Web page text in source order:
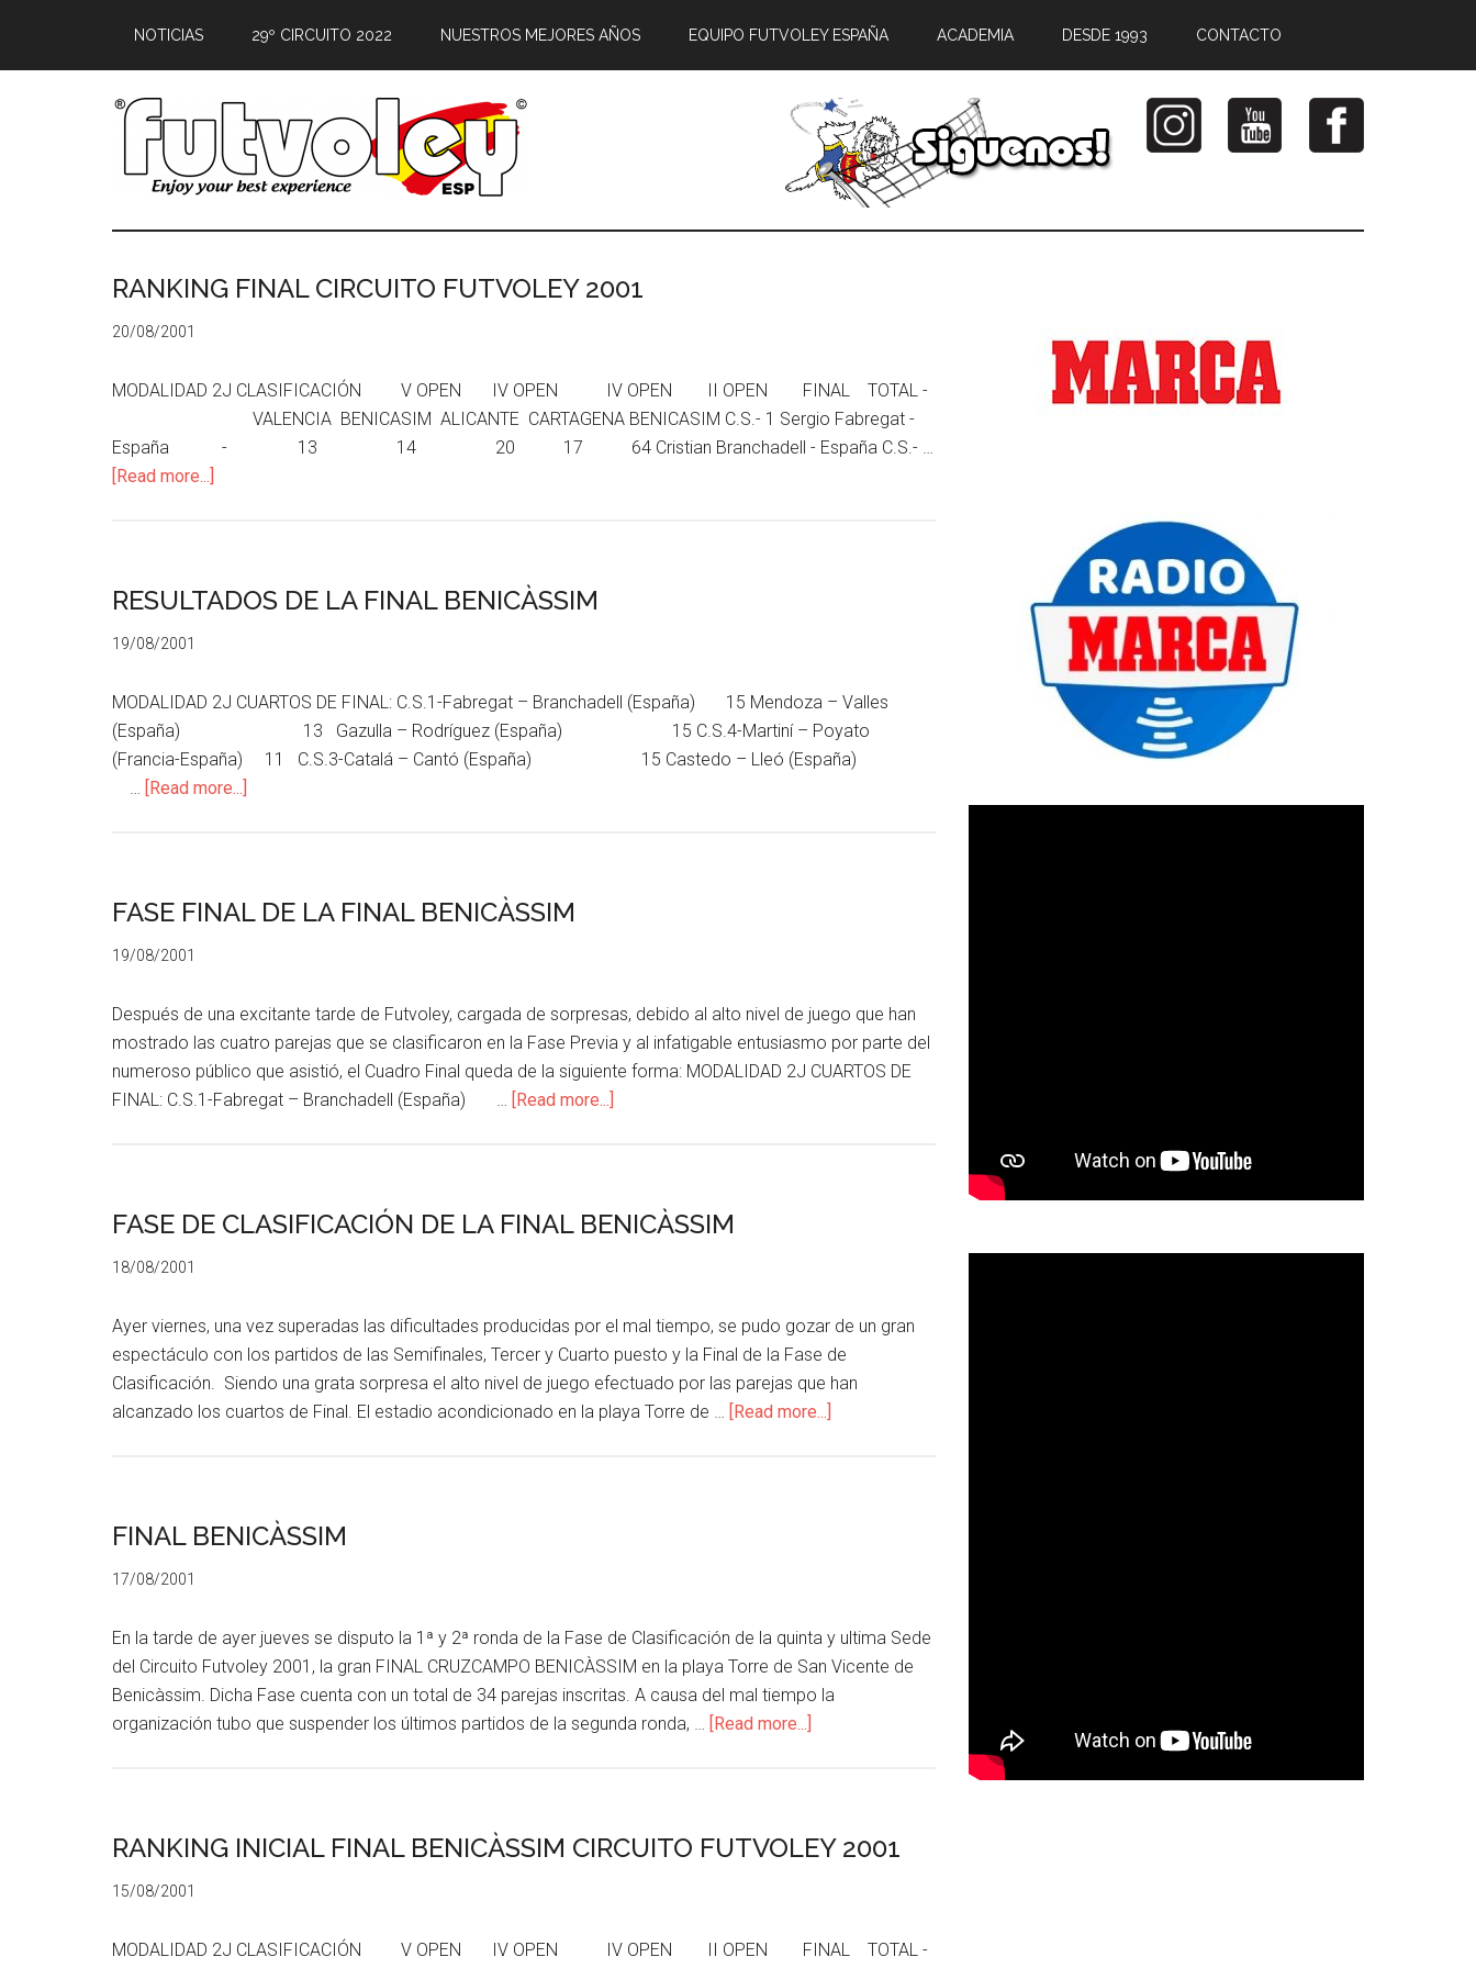
NOTICIAS 29º CIRCUITO 2022 NUESTROS MEJORES AÑOS EQUIPO FUTVOLEY ESPAÑA ACADEMIA DESDE 1993 CONTACTO
RANKING FINAL CIRCUITO FUTVOLEY 2001
20/08/2001
MODALIDAD 2J CLASIFICACIÓN V OPEN IV OPEN IV OPEN II OPEN FINAL TOTAL -
VALENCIA BENICASIM ALICANTE CARTAGENA BENICASIM C.S.- 1 Sergio Fabregat -
España - 13 14 20 17 64 Cristian Branchadell - España C.S.- …
[Read more...]
RESULTADOS DE LA FINAL BENICÀSSIM
19/08/2001
MODALIDAD 2J CUARTOS DE FINAL: C.S.1-Fabregat – Branchadell (España) 15 Mendoza – Valles
(España) 13 Gazulla – Rodríguez (España) 15 C.S.4-Martiní – Poyato
(Francia-España) 11 C.S.3-Catalá – Cantó (España) 15 Castedo – Lleó (España)
… [Read more...]
FASE FINAL DE LA FINAL BENICÀSSIM
19/08/2001
Después de una excitante tarde de Futvoley, cargada de sorpresas, debido al alto nivel de juego que han
mostrado las cuatro parejas que se clasificaron en la Fase Previa y al infatigable entusiasmo por parte del
numeroso público que asistió, el Cuadro Final queda de la siguiente forma: MODALIDAD 2J CUARTOS DE
FINAL: C.S.1-Fabregat – Branchadell (España) … [Read more...]
FASE DE CLASIFICACIÓN DE LA FINAL BENICÀSSIM
18/08/2001
Ayer viernes, una vez superadas las dificultades producidas por el mal tiempo, se pudo gozar de un gran
espectáculo con los partidos de las Semifinales, Tercer y Cuarto puesto y la Final de la Fase de
Clasificación. Siendo una grata sorpresa el alto nivel de juego efectuado por las parejas que han
alcanzado los cuartos de Final. El estadio acondicionado en la playa Torre de … [Read more...]
FINAL BENICÀSSIM
17/08/2001
En la tarde de ayer jueves se disputo la 1ª y 2ª ronda de la Fase de Clasificación de la quinta y ultima Sede
del Circuito Futvoley 2001, la gran FINAL CRUZCAMPO BENICÀSSIM en la playa Torre de San Vicente de
Benicàssim. Dicha Fase cuenta con un total de 34 parejas inscritas. A causa del mal tiempo la
organización tubo que suspender los últimos partidos de la segunda ronda, … [Read more...]
RANKING INICIAL FINAL BENICÀSSIM CIRCUITO FUTVOLEY 2001
15/08/2001
MODALIDAD 2J CLASIFICACIÓN V OPEN IV OPEN IV OPEN II OPEN FINAL TOTAL -